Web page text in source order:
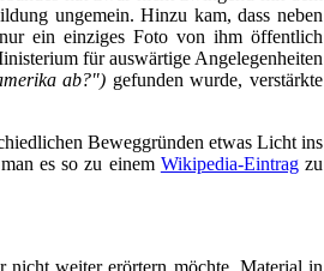
ungemein. Hinzu kam, dass neben
ein einziges Foto von ihm öffentlich
für auswärtige Angelegenheiten
ab?") gefunden wurde, verstärkte
Beweggründen etwas Licht ins
es so zu einem Wikipedia-Eintragzu
weiter erörtern möchte, Material in